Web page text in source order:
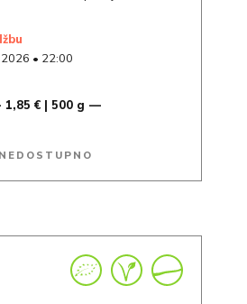
• 22:00
1,85 € | 500 g
NEDOSTUPNO